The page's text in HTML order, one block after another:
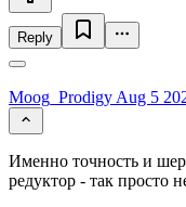
Reply
Moog_Prodigy Aug 5
Именно точность и
редуктор - так просто